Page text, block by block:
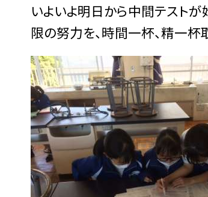
いよいよ明日から中間テスト
限の努力を、時間一杯、精一杯